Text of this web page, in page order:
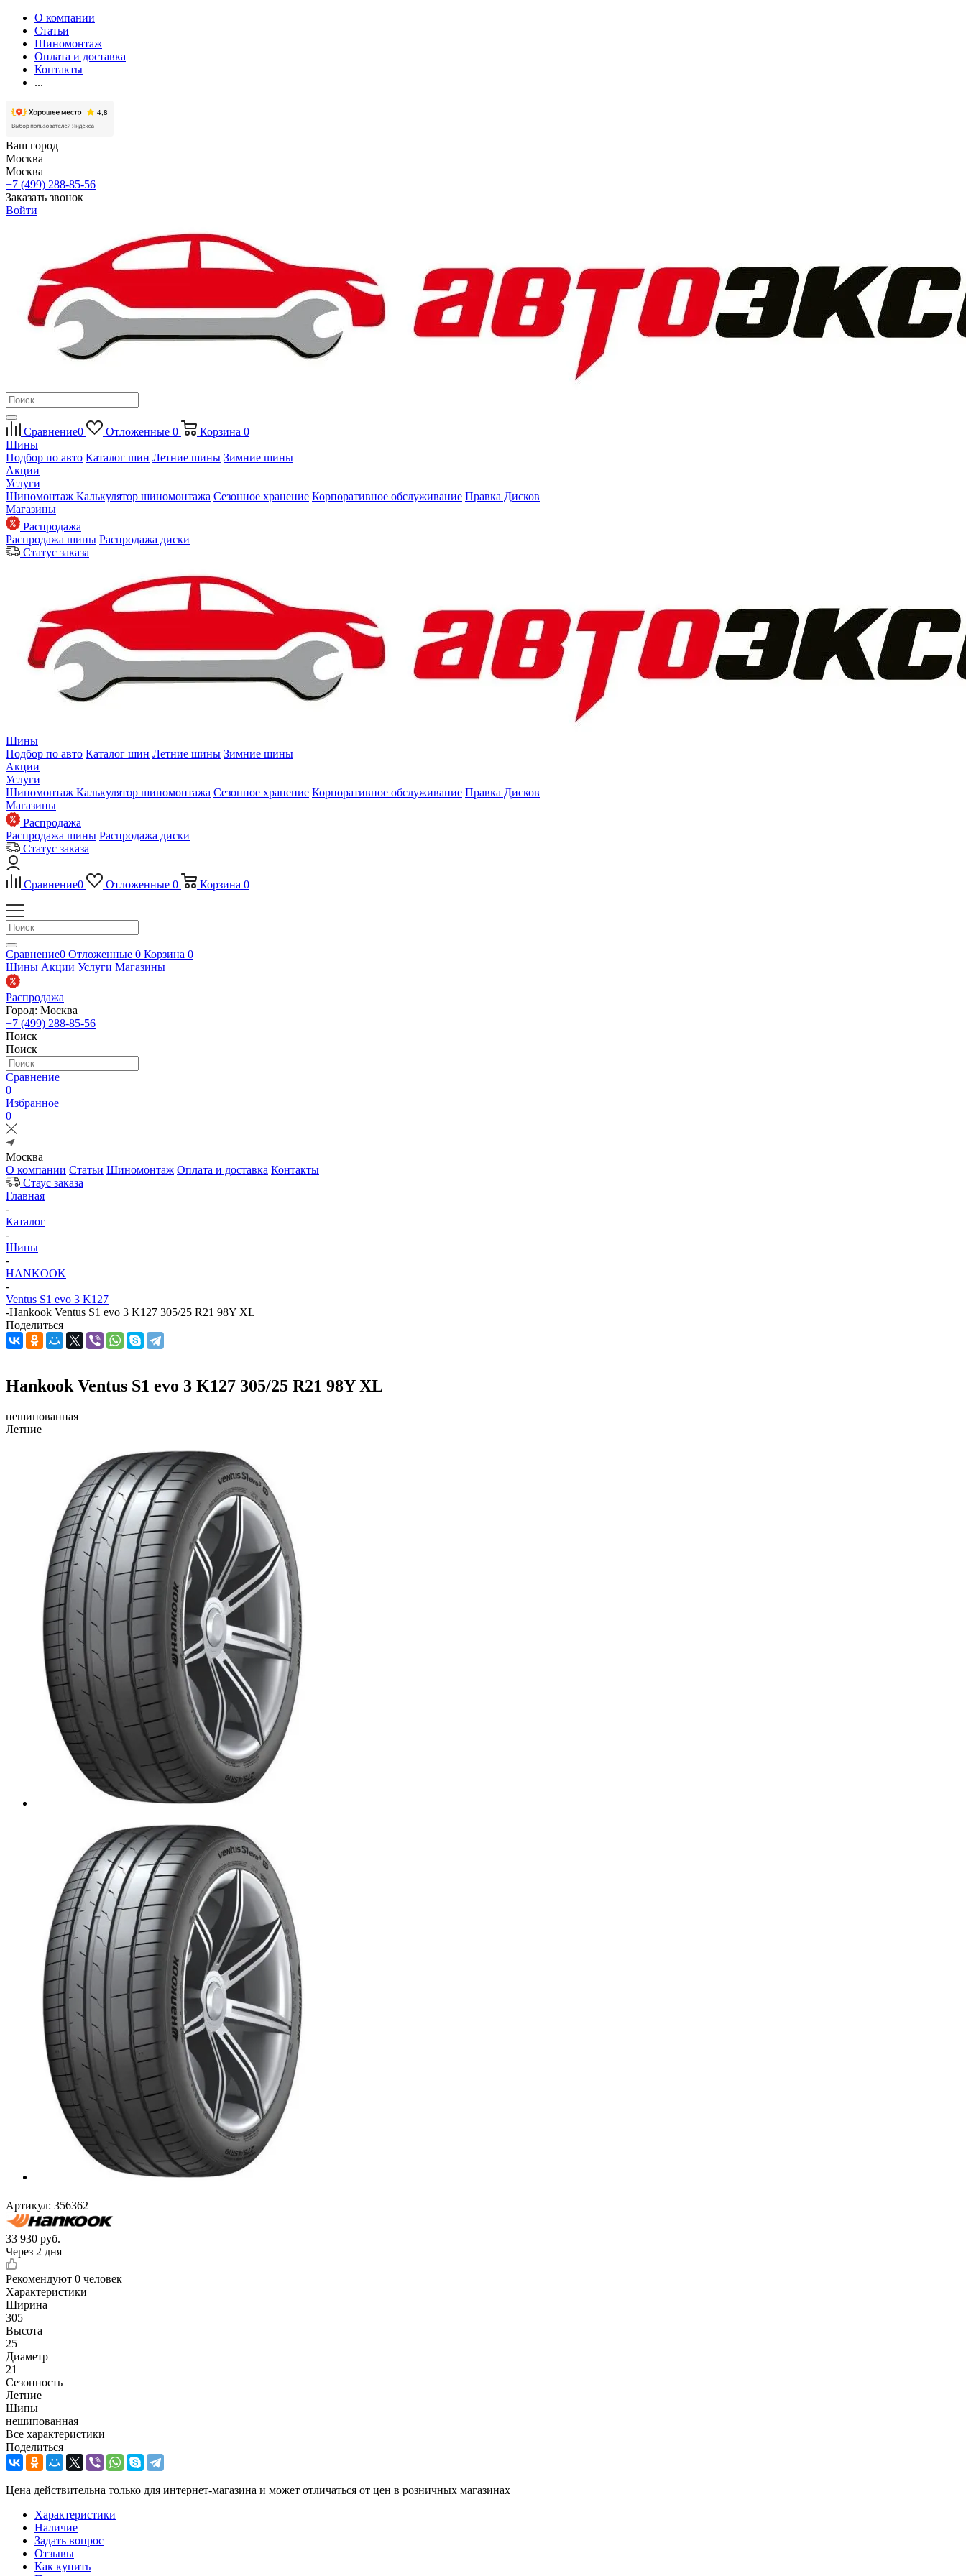
О компании
Статьи
Шиномонтаж
Оплата и доставка
Контакты
...
Ваш город
Москва
Москва
+7 (499) 288-85-56
Заказать звонок
Войти
Сравнение0 Отложенные 0 Корзина 0
Шины
Подбор по авто Каталог шин Летние шины Зимние шины
Акции
Услуги
Шиномонтаж Калькулятор шиномонтажа Сезонное хранение Корпоративное обслуживание Правка Дисков
Магазины
Распродажа
Распродажа шины Распродажа диски
Статус заказа
Шины
Подбор по авто Каталог шин Летние шины Зимние шины
Акции
Услуги
Шиномонтаж Калькулятор шиномонтажа Сезонное хранение Корпоративное обслуживание Правка Дисков
Магазины
Распродажа
Распродажа шины Распродажа диски
Статус заказа
Сравнение0 Отложенные 0 Корзина 0
Сравнение0 Отложенные 0 Корзина 0
Шины Акции Услуги Магазины
Распродажа
Город: Москва
+7 (499) 288-85-56
Поиск
Поиск
Сравнение
0
Избранное
0
Москва
О компании Статьи Шиномонтаж Оплата и доставка Контакты
Стаус заказа
Главная
-
Каталог
-
Шины
-
HANKOOK
-
Ventus S1 evo 3 K127
-Hankook Ventus S1 evo 3 K127 305/25 R21 98Y XL
Поделиться
Hankook Ventus S1 evo 3 K127 305/25 R21 98Y XL
нешипованная
Летние
Артикул: 356362
33 930 руб.
Через 2 дня
Рекомендуют 0 человек
Характеристики
Ширина
305
Высота
25
Диаметр
21
Сезонность
Летние
Шипы
нешипованная
Все характеристики
Поделиться
Цена действительна только для интернет-магазина и может отличаться от цен в розничных магазинах
Характеристики
Наличие
Задать вопрос
Отзывы
Как купить